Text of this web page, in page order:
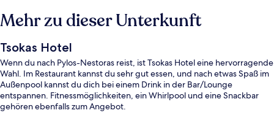
Mehr zu dieser Unterkunft
Tsokas Hotel
Wenn du nach Pylos-Nestoras reist, ist Tsokas Hotel eine hervorragende
Wahl. Im Restaurant kannst du sehr gut essen, und nach etwas Spaß im
Außenpool kannst du dich bei einem Drink in der Bar/Lounge
entspannen. Fitnessmöglichkeiten, ein Whirlpool und eine Snackbar
gehören ebenfalls zum Angebot.